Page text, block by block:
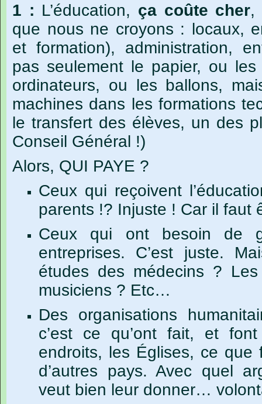
1 : L’éducation, ça coûte cher,
que nous ne croyons : locaux,
et formation), administration,
pas seulement le papier, ou les
ordinateurs, ou les ballons,
machines dans les formations
le transfert des élèves, un des
Conseil Général !)
Alors, QUI PAYE ?
Ceux qui reçoivent
parents !? Injuste ! Car il faut
Ceux qui ont besoin de
entreprises. C’est juste.
études des médecins ?
musiciens ? Etc…
Des organisations
c’est ce qu’ont fait, et
endroits, les Églises, ce que
d’autres pays. Avec quel
veut bien leur donner…